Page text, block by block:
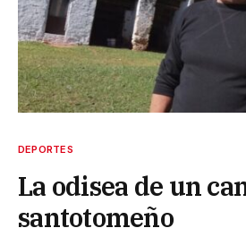
DEPORTES
La odisea de un
santotomeño